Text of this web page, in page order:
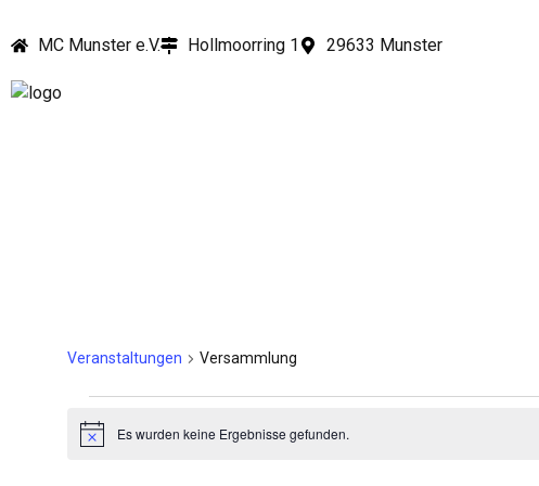
MC Munster e.V. Hollmoorring 1 29633 Munster
Veranstaltungen Versammlung
HinweisEs wurden keine Ergebnisse gefunden.